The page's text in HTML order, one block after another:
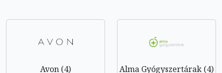
Avon (4) Alma Gyógyszertárak (4)